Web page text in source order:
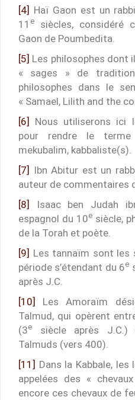
[4] Haï Gaon est un
11 e
siècles, considéré
Gaon de Poumbedita.
[5] Les philosophes dont
« sages » de
philosophes dans le
« Samael, Lilith and the
[6]
Nous utiliserons ici
pour rendre le terme
mekubalim, kabbaliste(s).
[7] Ibn Abitur est un
auteur de commentaires
[8]
Isaac ben Judah
espagnol du 10e siècle,
de la Torah et poète.
[9] Les tannaïm sont les
période s’étendant du 6e
après J.C.
[10]
Les Amoraïm
Talmud, qui opèrent
(3e
siècle après
Talmuds (vers 400).
[11] Dans la Kabbale,
appelées des «
encore ces chevaux de